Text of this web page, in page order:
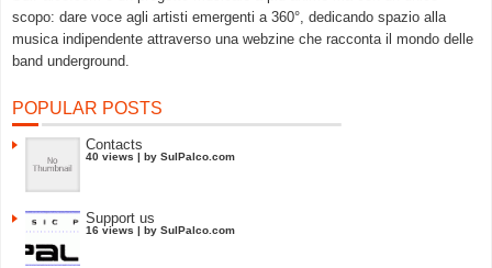
scopo: dare voce agli artisti emergenti a 360°, dedicando spazio alla
musica indipendente attraverso una webzine che racconta il mondo delle
band underground.
POPULAR POSTS
Contacts
40 views | by SulPalco.com
Support us
16 views | by SulPalco.com